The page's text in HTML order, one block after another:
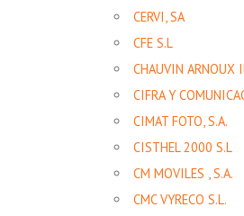
CERVI, SA
CFE S.L
CHAUVIN ARNOUX
CIFRA Y
CIMAT FOTO, S.A.
CISTHEL 2000 S.L
CM MOVILES , S.A.
CMC VYRECO S.L.